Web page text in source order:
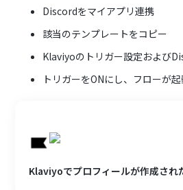
Discordをマイアプリ連携
該当のテンプレートをコピー
Klaviyoのトリガー設定および
トリガーをONにし、フローが
Klaviyoでプロフィールが作成さ